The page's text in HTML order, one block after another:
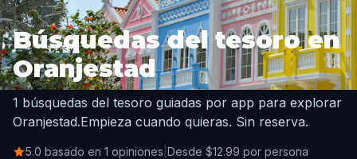
Búsquedas del tesoro en
Oranjestad
1 búsquedas del tesoro guiadas por app para explorar
Oranjestad.Empieza cuando quieras. Sin reserva.
5.0 basado en 1 opiniones Desde $12.99 por persona